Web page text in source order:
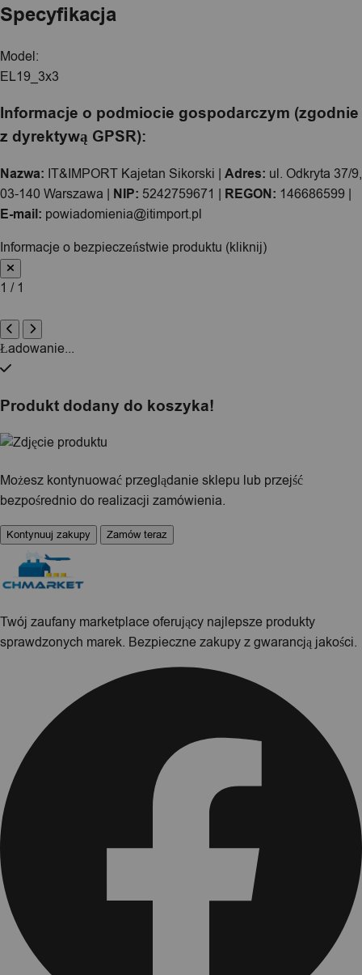
Specyfikacja
Model:
EL19_3x3
Informacje o podmiocie gospodarczym (zgodnie
z dyrektywą GPSR):
Nazwa: IT&IMPORT Kajetan Sikorski | Adres: ul. Odkryta 37/9,
03-140 Warszawa | NIP: 5242759671 | REGON: 146686599 |
E-mail: powiadomienia@itimport.pl
Informacje o bezpieczeństwie produktu (kliknij)
1 / 1
Ładowanie...
Produkt dodany do koszyka!
Możesz kontynuować przeglądanie sklepu lub przejść
bezpośrednio do realizacji zamówienia.
Kontynuuj zakupy Zamów teraz
Twój zaufany marketplace oferujący najlepsze produkty
sprawdzonych marek. Bezpieczne zakupy z gwarancją jakości.